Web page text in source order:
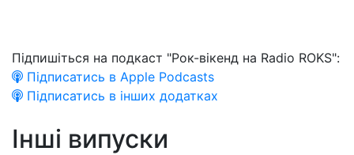
Підпишіться на подкаст "Рок-вікенд на Radio ROKS":
Підписатись в Apple Podcasts
Підписатись в інших додатках
Інші випуски